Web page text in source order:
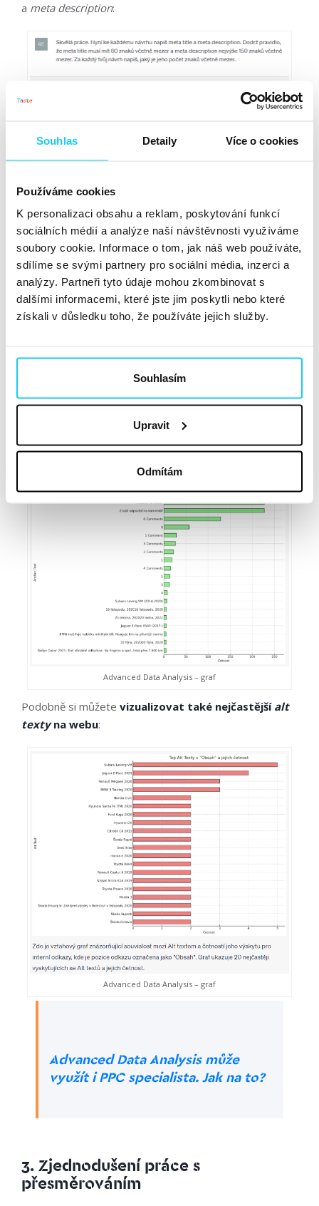
Souhlas Detaily Více o cookies
Používáme cookies
K personalizaci obsahu a reklam, poskytování funkcí
sociálních médií a analýze naší návštěvnosti využíváme
soubory cookie. Informace o tom, jak náš web používáte,
sdílíme se svými partnery pro sociální média, inzerci a
analýzy. Partneři tyto údaje mohou zkombinovat s
dalšími informacemi, které jste jim poskytli nebo které
získali v důsledku toho, že používáte jejich služby.
Souhlasím
Upravit
Odmítám
a meta description:
Advanced Data Analysis – tvorba obsahu
2. Vizualizujte si práci s interním
Advanced Data Analysis hezkypracuje s exporty ze
Screaming Frogu, které lze následně snadno
používané na webu a zobrazit si je ve
sloupcovém grafu:
Advanced Data Analysis – graf
Podobně si můžete vizualizovat také nejčastější alt
textyna webu:
Advanced Data Analysis – graf
Advanced Data Analysis může
využít i PPC specialista. Jak na to?
3. Zjednodušení práce s
přesměrováním